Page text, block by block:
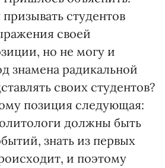
студентов
своей
но не могу и
знамена радикальной
своих студентов?
позиция следующая:
должны быть
знать из первых
и поэтому